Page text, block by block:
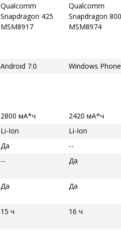
Qualcomm
Snapdragon 425
MSM8917
Qualcomm
Snapdragon 800
MSM8974
Android 7.0 Windows
2800 мА*ч
2420 мА*ч
Li-Ion
Li-Ion
Да
--
-- Да
Да Да
15 ч 16 ч